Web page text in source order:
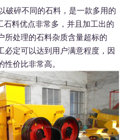
破碎不同的石料，是一款多用的
石料优点非常多，并且加工出的
所处理的石料杂质含量超标的
必定可以达到用户满意程度，因
性价比非常高。